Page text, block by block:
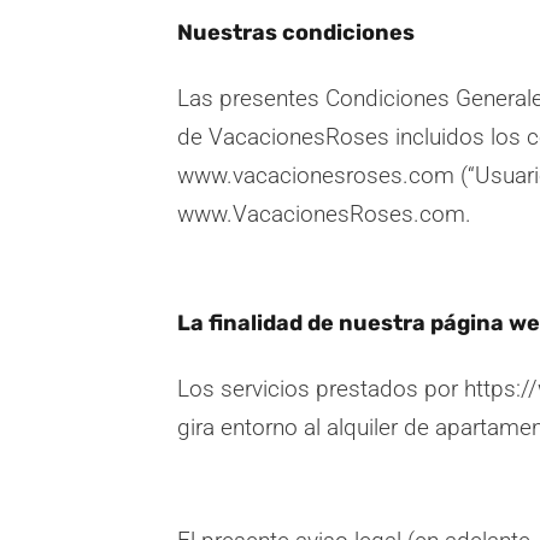
Nuestras condiciones
Las presentes Condiciones
de VacacionesRoses incluidos los
www.vacacionesroses.com
www.VacacionesRoses.com.
La finalidad de nuestra página
Los servicios prestados por
gira entorno al alquiler de